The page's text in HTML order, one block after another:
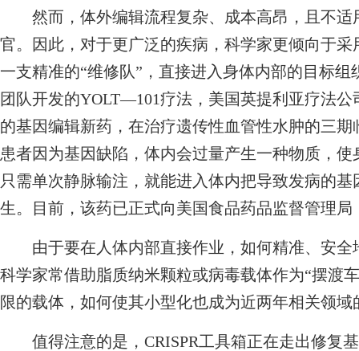
然而，体外编辑流程复杂、成本高昂，且不适
官。因此，对于更广泛的疾病，科学家更倾向于
一支精准的“维修队”，直接进入身体内部的目标
团队开发的YOLT—101疗法，美国英提利亚疗法
的基因编辑新药，在治疗遗传性血管性水肿的三
患者因为基因缺陷，体内会过量产生一种物质，
只需单次静脉输注，就能进入体内把导致发病的
生。目前，该药已正式向美国食品药品监督管理
由于要在人体内部直接作业，如何精准、安全
科学家常借助脂质纳米颗粒或病毒载体作为“摆渡
限的载体，如何使其小型化也成为近两年相关领域
值得注意的是，CRISPR工具箱正在走出修复